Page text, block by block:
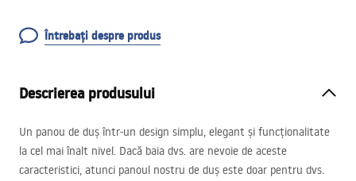
Întrebați despre produs
Descrierea produsului
Un panou de duș într-un design simplu, elegant și funcționalitate
la cel mai înalt nivel. Dacă baia dvs. are nevoie de aceste
caracteristici, atunci panoul nostru de duș este doar pentru dvs.